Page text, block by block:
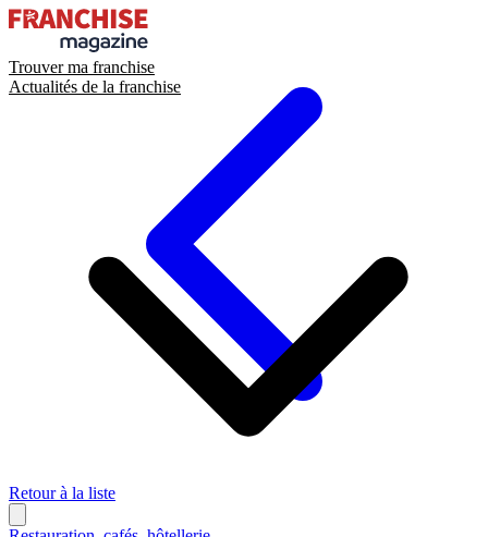
Trouver ma franchise
Actualités de la franchise
Retour à la liste